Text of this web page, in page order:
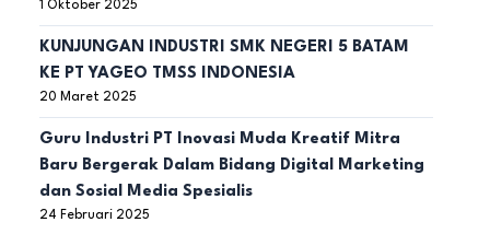
1 Oktober 2025
KUNJUNGAN INDUSTRI SMK NEGERI 5 BATAM
KE PT YAGEO TMSS INDONESIA
20 Maret 2025
Guru Industri PT Inovasi Muda Kreatif Mitra
Baru Bergerak Dalam Bidang Digital Marketing
dan Sosial Media Spesialis
24 Februari 2025